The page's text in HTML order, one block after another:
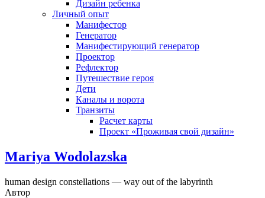
Дизайн ребенка
Личный опыт
Манифестор
Генератор
Манифестирующий генератор
Проектор
Рефлектор
Путешествие героя
Дети
Каналы и ворота
Транзиты
Расчет карты
Проект «Проживая свой дизайн»
Mariya Wodolazska
human design constellations — way out of the labyrinth
Автор